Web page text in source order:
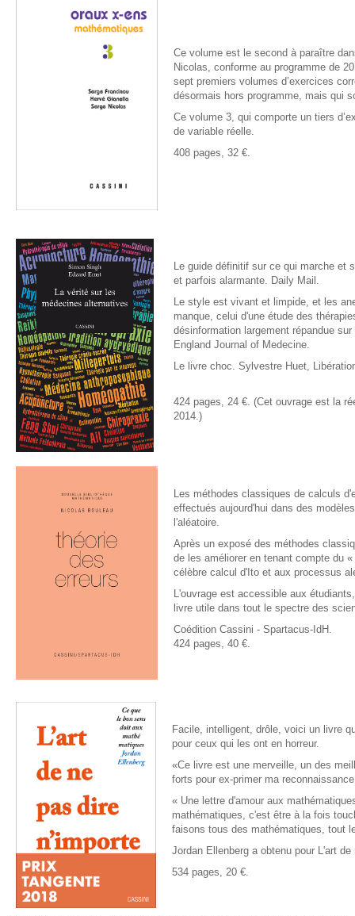
Ce volume est le second à paraître
Nicolas, conforme au programme de
sept premiers volumes d’exercices
désormais hors programme, mais qui
Ce volume 3, qui comporte un tiers
de variable réelle.
408 pages, 32 €.
Le guide définitif sur ce qui marche et
et parfois alarmante. Daily Mail.
Le style est vivant et limpide, et les
manque, celui d'une étude des
désinformation largement répandue
England Journal of Medecine.
Le livre choc. Sylvestre Huet,
424 pages, 24 €. (Cet ouvrage est la
2014.)
Les méthodes classiques de calculs
effectués aujourd'hui dans des
l'aléatoire.
Après un exposé des méthodes
de les améliorer en tenant compte du
célèbre calcul d'Ito et aux processus
L'ouvrage est accessible aux
livre utile dans tout le spectre des
Coédition Cassini - Spartacus-IdH.
424 pages, 40 €.
Facile, intelligent, drôle, voici un livre
pour ceux qui les ont en horreur.
«Ce livre est une merveille, un des
forts pour ex-primer ma reconnaissance
« Une lettre d'amour aux
mathématiques, c'est être à la fois
faisons tous des mathématiques, tout
Jordan Ellenberg a obtenu pour L'art
534 pages, 20 €.